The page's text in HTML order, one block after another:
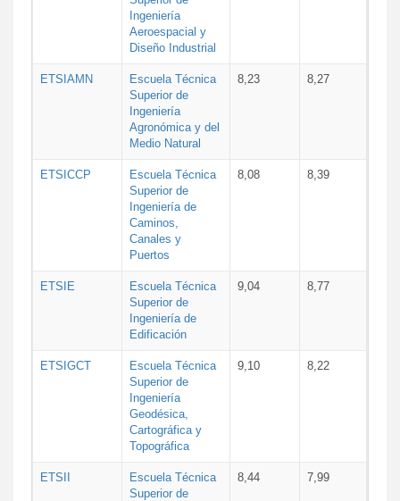
Ingeniería
Aeroespacial y
Diseño Industrial
ETSIAMN
Escuela Técnica
Superior de
Ingeniería
Agronómica y del
Medio Natural
8,23 8,27
ETSICCP
Escuela Técnica
Superior de
Ingeniería de
Caminos,
Canales y
Puertos
8,08 8,39
ETSIE
Escuela Técnica
Superior de
Ingeniería de
Edificación
9,04 8,77
ETSIGCT
Escuela Técnica
Superior de
Ingeniería
Geodésica,
Cartográfica y
Topográfica
9,10 8,22
ETSII
Escuela Técnica
Superior de
8,44 7,99